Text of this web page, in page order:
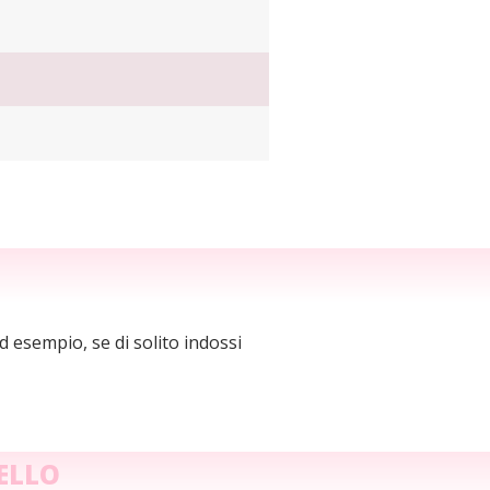
esempio, se di solito indossi